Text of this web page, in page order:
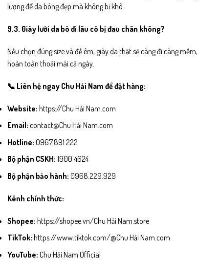
lượng để da bóng đẹp mà không bị khô.
9.3. Giày lười da bò đi lâu có bị đau chân không?
Nếu chọn đúng size và đế êm, giày da thật sẽ càng đi càng mềm,
hoàn toàn thoải mái cả ngày.
📞 Liên hệ ngay Chu Hải Nam để đặt hàng:
Website: https://Chu Hải Nam.com
Email: contact@Chu Hải Nam.com
Hotline: 0967.891.222
Bộ phận CSKH: 1900 4624
Bộ phận bảo hành: 0968.229.929
Kênh chính thức:
Shopee: https://shopee.vn/Chu Hải Nam.store
TikTok: https://www.tiktok.com/@Chu Hải Nam.com
YouTube: Chu Hải Nam Official